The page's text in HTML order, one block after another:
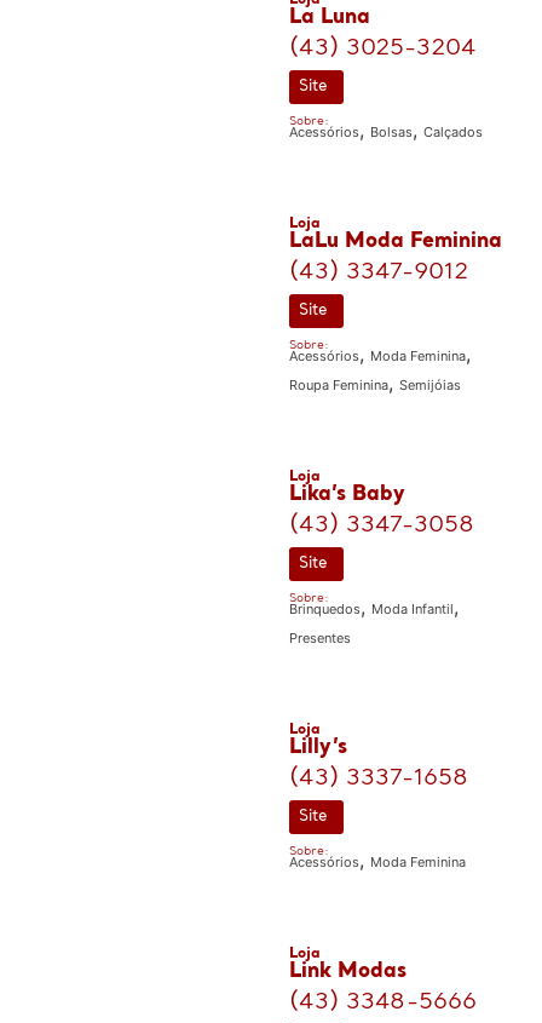
La Luna
(43) 3025-3204
Site
Sobre:
Acessórios, Bolsas, Calçados
Loja
LaLu Moda Feminina
(43) 3347-9012
Site
Sobre:
Acessórios, Moda Feminina,
Roupa Feminina, Semijóias
Loja
Lika’s Baby
(43) 3347-3058
Site
Sobre:
Brinquedos, Moda Infantil,
Presentes
Loja
Lilly’s
(43) 3337-1658
Site
Sobre:
Acessórios, Moda Feminina
Loja
Link Modas
(43) 3348-5666